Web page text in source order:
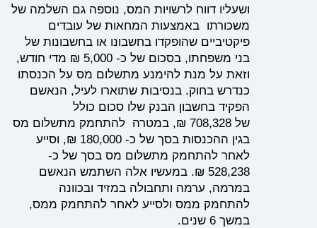
ושעליו דווח לרשויות המס, נוספה גם השלמה של
משכורתו באמצעות המחאות של עובדים
פיקטיביים שהופקדו בחשבונו או בחשבונות של
בני משפחתו, בסכום של כ- 5,000 ₪ מדי חודש,
וזאת על מנת להימנע מתשלום מס על הכנסתו
כנדרש בחוק. בנסיבות שתוארו לעיל, הנאשם
הפקיד בחשבון הבנק שלו סכום כולל
של
₪
, במטרה להתחמק מתשלום מס
בגין ההכנסות בסך של כ- 180,000
₪
, וסייע
לאחר להתחמק מתשלום מס בסך של כ-
528,238
₪
. במעשיו אלה השתמש הנאשם
במרמה, ערמה ותחבולה במזיד ובכוונה
להתחמק ממס ולסייע לאחר להתחמק ממס,
במשך
שנים.